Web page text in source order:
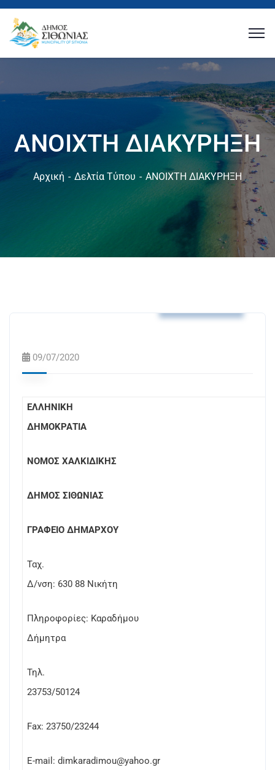
ΑΝΟΙΧΤΗ ΔΙΑΚΥΡΗΞΗ
Αρχική Δελτία Τύπου ΑΝΟΙΧΤΗ ΔΙΑΚΥΡΗΞΗ
09/07/2020
ΕΛΛΗΝΙΚΗ
ΔΗΜΟΚΡΑΤΙΑ
ΝΟΜΟΣ ΧΑΛΚΙΔΙΚΗΣ
ΔΗΜΟΣ ΣΙΘΩΝΙΑΣ
ΓΡΑΦΕΙΟ ΔΗΜΑΡΧΟΥ
Ταχ.
Δ/νση: 630 88 Νικήτη
Πληροφορίες: Καραδήμου
Δήμητρα
Τηλ.
23753/50124
Fax: 23750/23244
E-mail:dimkaradimou@yahoo.gr